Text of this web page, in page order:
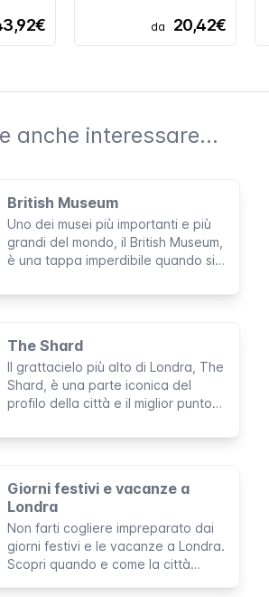
da 20,42€
anche interessare...
British Museum
Uno dei musei più importanti e più
grandi del mondo, il British Museum,
è una tappa imperdibile quando si
migliaia di preziosi manufatti
dell'umanità.
The Shard
Il grattacielo più alto di Londra, The
Shard, è una parte iconica del
profilo della città e il miglior punto
la città da mille metri di altezza.
Giorni festivi e vacanze a
Londra
Non farti cogliere impreparato dai
giorni festivi e le vacanze a Londra.
Scopri quando e come la città